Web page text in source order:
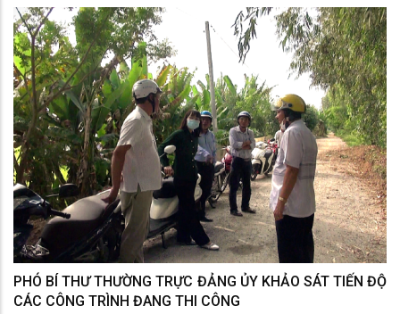
PHÓ BÍ THƯ THƯỜNG TRỰC ĐẢNG ỦY KHẢO SÁT TIẾN ĐỘ
CÁC CÔNG TRÌNH ĐANG THI CÔNG